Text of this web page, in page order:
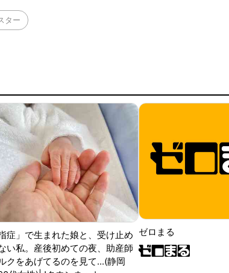
ター
指症」で生まれた娘と、受け止め
い私。産後初めての夜、助産師
クをあげてるのを見て...(静岡
ゼロまる